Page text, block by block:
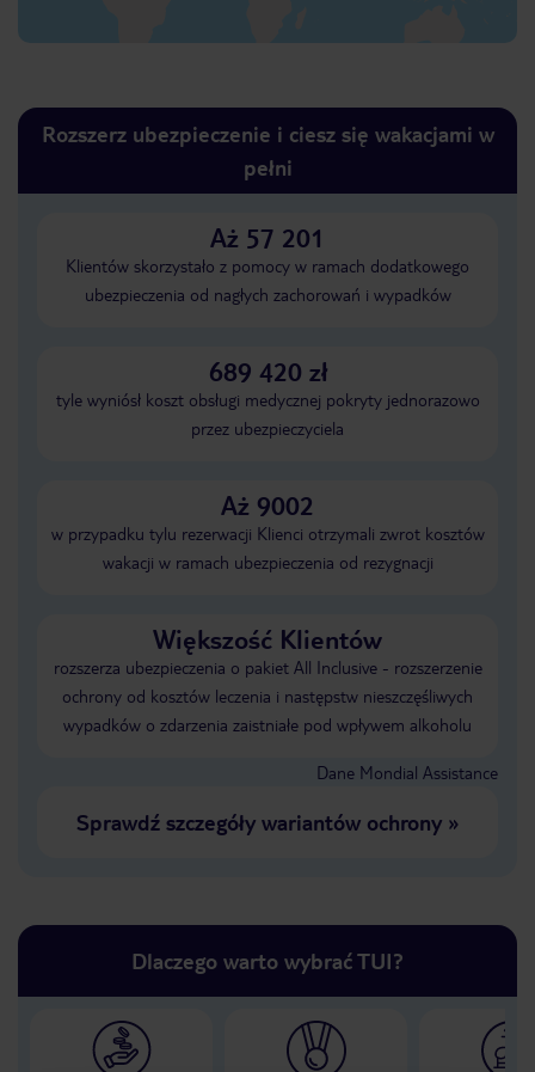
Rozszerz ubezpieczenie i ciesz się wakacjami w
pełni
Aż 57 201
Klientów skorzystało z pomocy w ramach dodatkowego
ubezpieczenia od nagłych zachorowań i wypadków
689 420 zł
tyle wyniósł koszt obsługi medycznej pokryty jednorazowo
przez ubezpieczyciela
Aż 9002
w przypadku tylu rezerwacji Klienci otrzymali zwrot kosztów
wakacji w ramach ubezpieczenia od rezygnacji
Większość Klientów
rozszerza ubezpieczenia o pakiet All Inclusive - rozszerzenie
ochrony od kosztów leczenia i następstw nieszczęśliwych
wypadków o zdarzenia zaistniałe pod wpływem alkoholu
Dane Mondial Assistance
Sprawdź szczegóły wariantów ochrony»
Dlaczego warto wybrać TUI?